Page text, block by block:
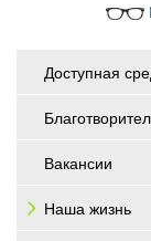
Доступная
Вакансии
Наша жизнь